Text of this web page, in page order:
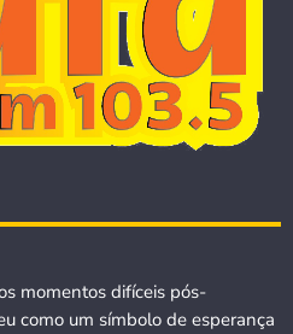
momentos difíceis pós-
como um símbolo de esperança